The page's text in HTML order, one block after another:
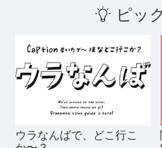
ピッ
ウラなんばで、どこ行こ